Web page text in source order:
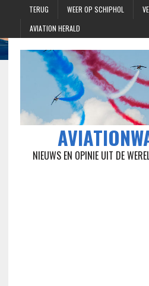
TERUG WEER OP SCHIPHOL
AVIATION HERALD
NIEUWS EN OPINIE UIT DE